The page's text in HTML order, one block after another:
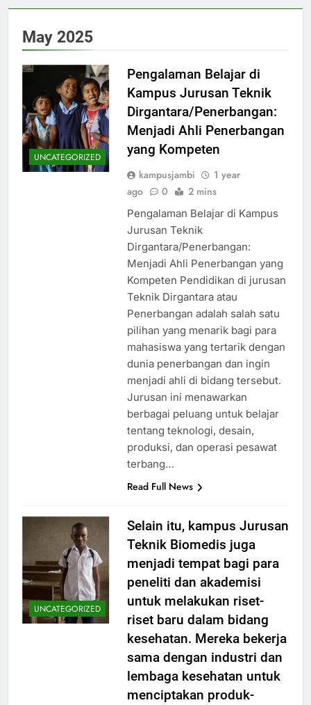
May 2025
UNCATEGORIZED
Pengalaman Belajar di
Kampus Jurusan Teknik
Dirgantara/Penerbangan:
Menjadi Ahli Penerbangan
yang Kompeten
kampusjambi
1 year
ago
0 2 mins
Pengalaman Belajar di Kampus
Jurusan Teknik
Dirgantara/Penerbangan:
Menjadi Ahli Penerbangan yang
Kompeten Pendidikan di jurusan
Teknik Dirgantara atau
Penerbangan adalah salah satu
pilihan yang menarik bagi para
mahasiswa yang tertarik dengan
dunia penerbangan dan ingin
menjadi ahli di bidang tersebut.
Jurusan ini menawarkan
berbagai peluang untuk belajar
tentang teknologi, desain,
produksi, dan operasi pesawat
terbang…
Read Full News
UNCATEGORIZED
Selain itu, kampus Jurusan
Teknik Biomedis juga
menjadi tempat bagi para
peneliti dan akademisi
untuk melakukan riset-
riset baru dalam bidang
kesehatan. Mereka bekerja
sama dengan industri dan
lembaga kesehatan untuk
menciptakan produk-